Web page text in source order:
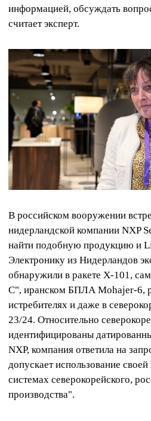
информацией, обсуждать
считает эксперт.
В российском вооружении
нидерландской компании NXP
найти подобную продукцию и
Электронику из Нидерландов
обнаружили в ракете Х-101,
С", иранском БПЛА Mohajer-6,
истребителях и даже в
23/24. Относительно
идентифицированы
NXP, компания ответила на
допускает использование
системах северокорейского,
производства".